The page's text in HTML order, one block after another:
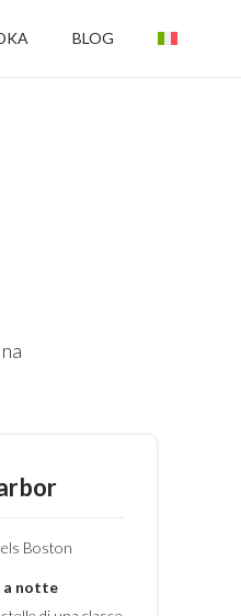
BLOG
a notte